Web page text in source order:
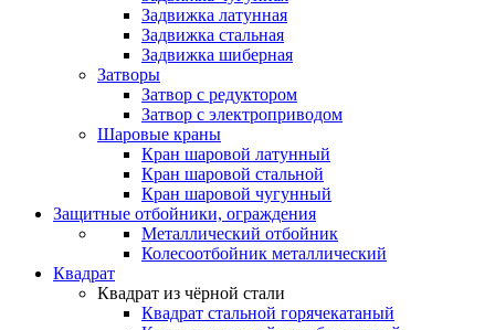
Задвижка латунная
Задвижка стальная
Задвижка шиберная
Затворы
Затвор с редуктором
Затвор с электроприводом
Шаровые краны
Кран шаровой латунный
Кран шаровой стальной
Кран шаровой чугунный
Защитные отбойники, ограждения
Металлический отбойник
Колесоотбойник металлический
Квадрат
Квадрат из чёрной стали
Квадрат стальной горячекатаный